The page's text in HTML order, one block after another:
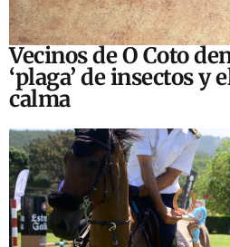
Vecinos de O Coto
‘plaga’ de insectos y
calma